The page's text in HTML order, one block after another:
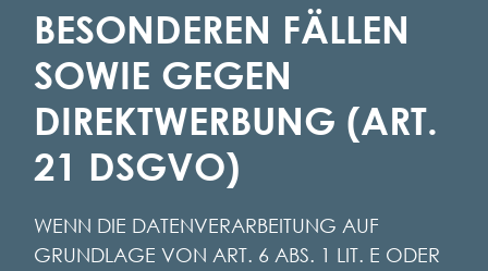
BESONDEREN FÄLLEN
SOWIE GEGEN
DIREKTWERBUNG (ART.
21 DSGVO)
WENN DIE DATENVERARBEITUNG AUF
GRUNDLAGE VON ART. 6 ABS. 1 LIT. E ODER